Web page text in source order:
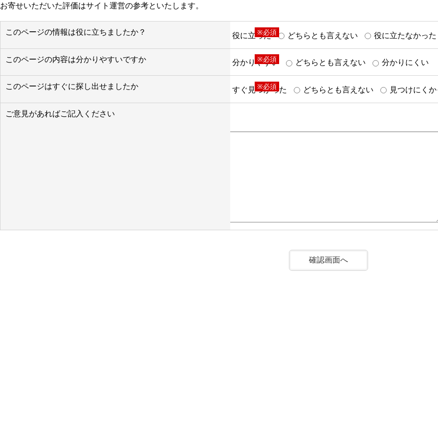
お寄せいただいた評価はサイト運営の参考といたします。
このページの情報は役に立ちましたか？ ※必須
役に立った どちらとも言えない 役に立たなかった
このページの内容は分かりやすいですか ※必須
分かりやすい どちらとも言えない 分かりにくい
このページはすぐに探し出せましたか ※必須
すぐ見つかった どちらとも言えない 見つけにく
ご意見があればご記入ください